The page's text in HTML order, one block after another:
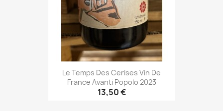
Le Temps Des Cerises Vin De
France Avanti Popolo 2023
13,50 €